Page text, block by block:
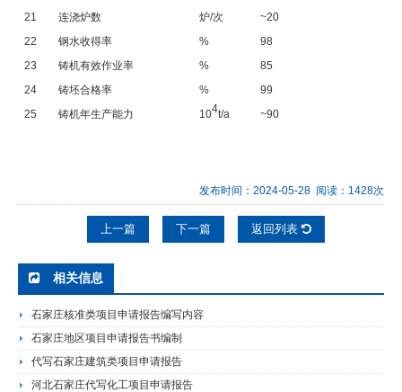
21
连浇炉数 炉/次
~20
22
钢水收得率 %
98
23
铸机有效作业率 %
85
24
铸坯合格率 %
99
25
铸机年生产能力 104t/a ~90
发布时间：2024-05-28 阅读：1428次
上一篇 下一篇 返回列表
相关信息
石家庄核准类项目申请报告编写内容
石家庄地区项目申请报告书编制
代写石家庄建筑类项目申请报告
河北石家庄代写化工项目申请报告